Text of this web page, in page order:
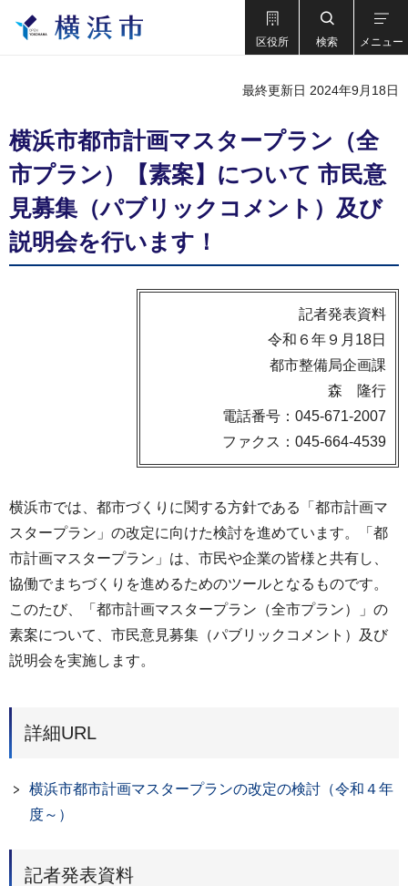
区役所 検索 メニュー
最終更新日 2024年9月18日
横浜市都市計画マスタープラン（全
市プラン）【素案】について 市民意
見募集（パブリックコメント）及び
説明会を行います！
記者発表資料
令和６年９月18日
都市整備局企画課
森 隆行
電話番号：045-671-2007
ファクス：045-664-4539
横浜市では、都市づくりに関する方針である「都市計画マ
スタープラン」の改定に向けた検討を進めています。「都
市計画マスタープラン」は、市民や企業の皆様と共有し、
協働でまちづくりを進めるためのツールとなるものです。
このたび、「都市計画マスタープラン（全市プラン）」の
素案について、市民意見募集（パブリックコメント）及び
説明会を実施します。
詳細URL
横浜市都市計画マスタープランの改定の検討（令和４年
度～）
記者発表資料